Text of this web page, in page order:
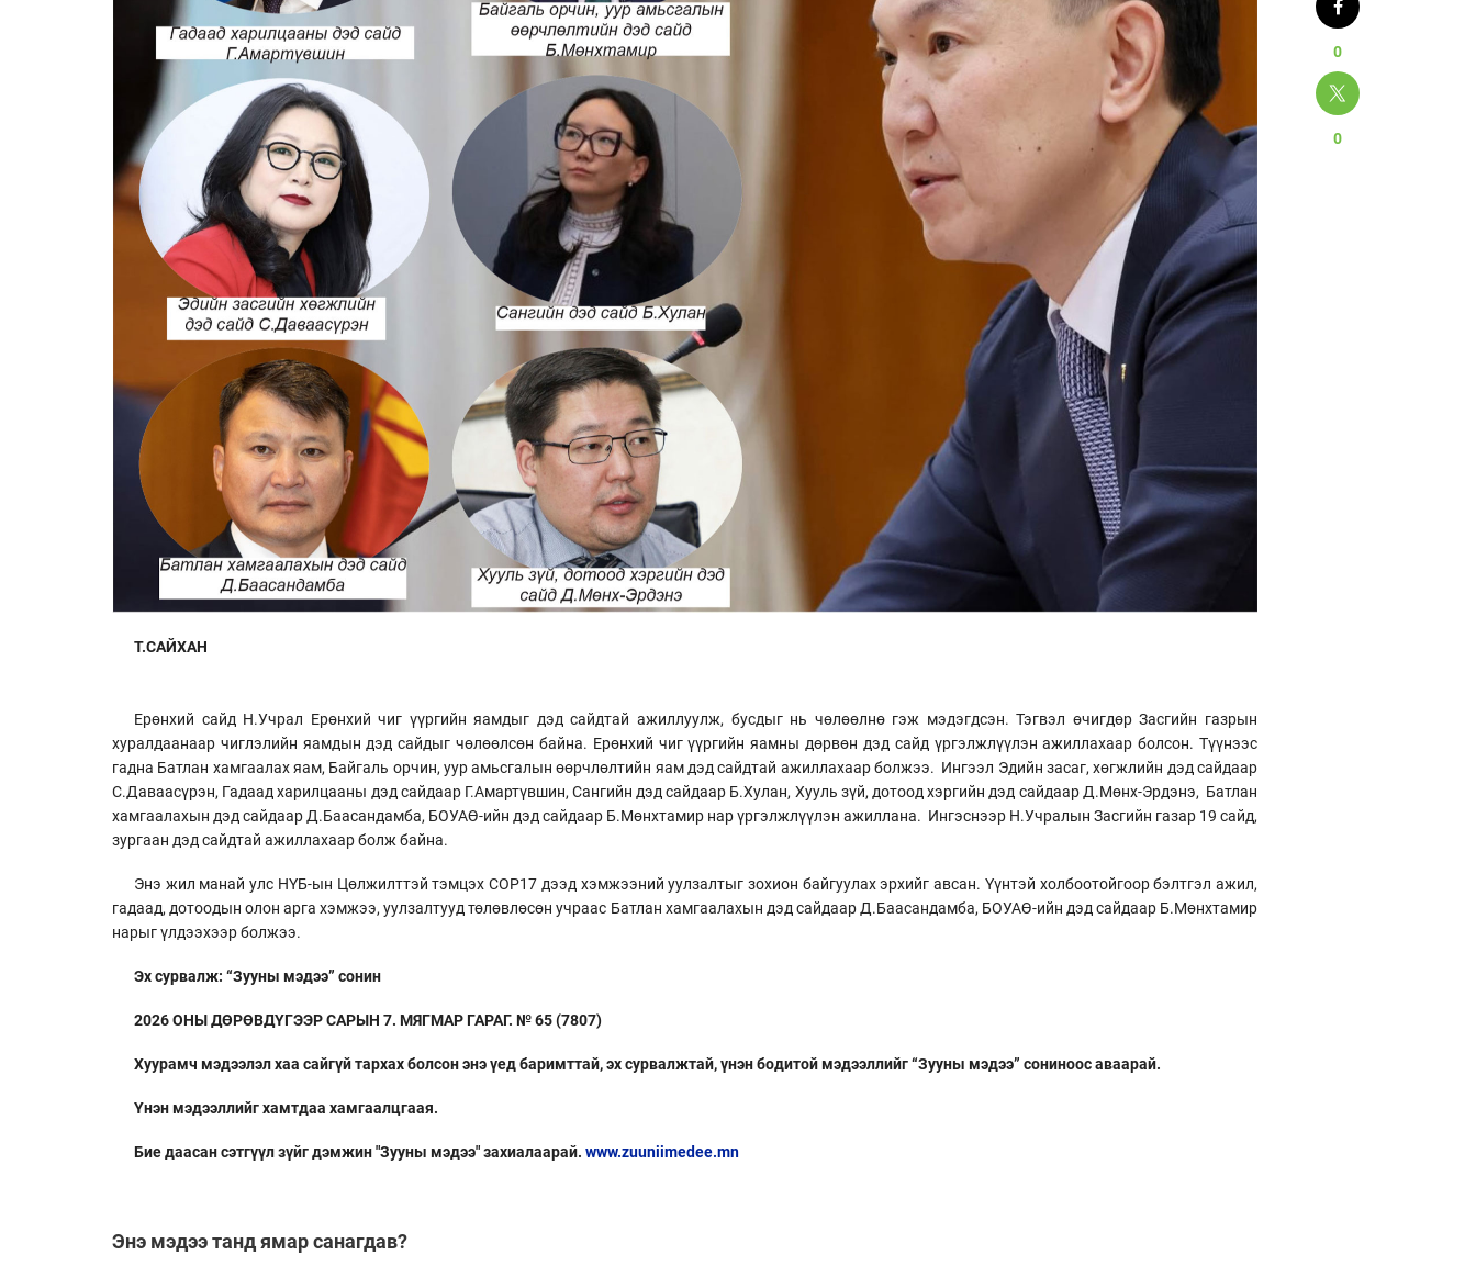
Т.САЙХАН
Ерөнхий сайд Н.Учрал Ерөнхий чиг үүргийн яамдыг дэд сайдтай ажиллуулж, бусдыг нь чөлөөлнө гэж мэдэгдсэн. Тэгвэл өчигдөр Засгийн газрын
хуралдаанаар чиглэлийн яамдын дэд сайдыг чөлөөлсөн байна. Ерөнхий чиг үүргийн яамны дөрвөн дэд сайд үргэлжлүүлэн ажиллахаар болсон. Түүнээс
гадна Батлан хамгаалах яам, Байгаль орчин, уур амьсгалын өөрчлөлтийн яам дэд сайдтай ажиллахаар болжээ. Ингээл Эдийн засаг, хөгжлийн дэд сайдаар
С.Даваасүрэн, Гадаад харилцааны дэд сайдаар Г.Амартүвшин, Сангийн дэд сайдаар Б.Хулан, Хууль зүй, дотоод хэргийн дэд сайдаар Д.Мөнх-Эрдэнэ, Батлан
хамгаалахын дэд сайдаар Д.Баасандамба, БОУАӨ-ийн дэд сайдаар Б.Мөнхтамир нар үргэлжлүүлэн ажиллана. Ингэснээр Н.Учралын Засгийн газар 19 сайд,
зургаан дэд сайдтай ажиллахаар болж байна.
Энэ жил манай улс НҮБ-ын Цөлжилттэй тэмцэх COP17 дээд хэмжээний уулзалтыг зохион байгуулах эрхийг авсан. Үүнтэй холбоотойгоор бэлтгэл ажил,
гадаад, дотоодын олон арга хэмжээ, уулзалтууд төлөвлөсөн учраас Батлан хамгаалахын дэд сайдаар Д.Баасандамба, БОУАӨ-ийн дэд сайдаар Б.Мөнхтамир
нарыг үлдээхээр болжээ.
Эх сурвалж: “Зууны мэдээ” сонин
2026 ОНЫ ДӨРӨВДҮГЭЭР САРЫН 7. МЯГМАР ГАРАГ. № 65 (7807)
Хуурамч мэдээлэл хаа сайгүй тархах болсон энэ үед баримттай, эх сурвалжтай, үнэн бодитой мэдээллийг “Зууны мэдээ” сониноос аваарай.
Үнэн мэдээллийг хамтдаа хамгаалцгаая.
Бие даасан сэтгүүл зүйг дэмжин "Зууны мэдээ" захиалаарай. www.zuuniimedee.mn
Энэ мэдээ танд ямар санагдав?
0
0